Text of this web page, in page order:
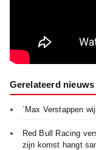
Gerelateerd nieuws
´Max Verstappen
Red Bull Racing
zijn komst hangt